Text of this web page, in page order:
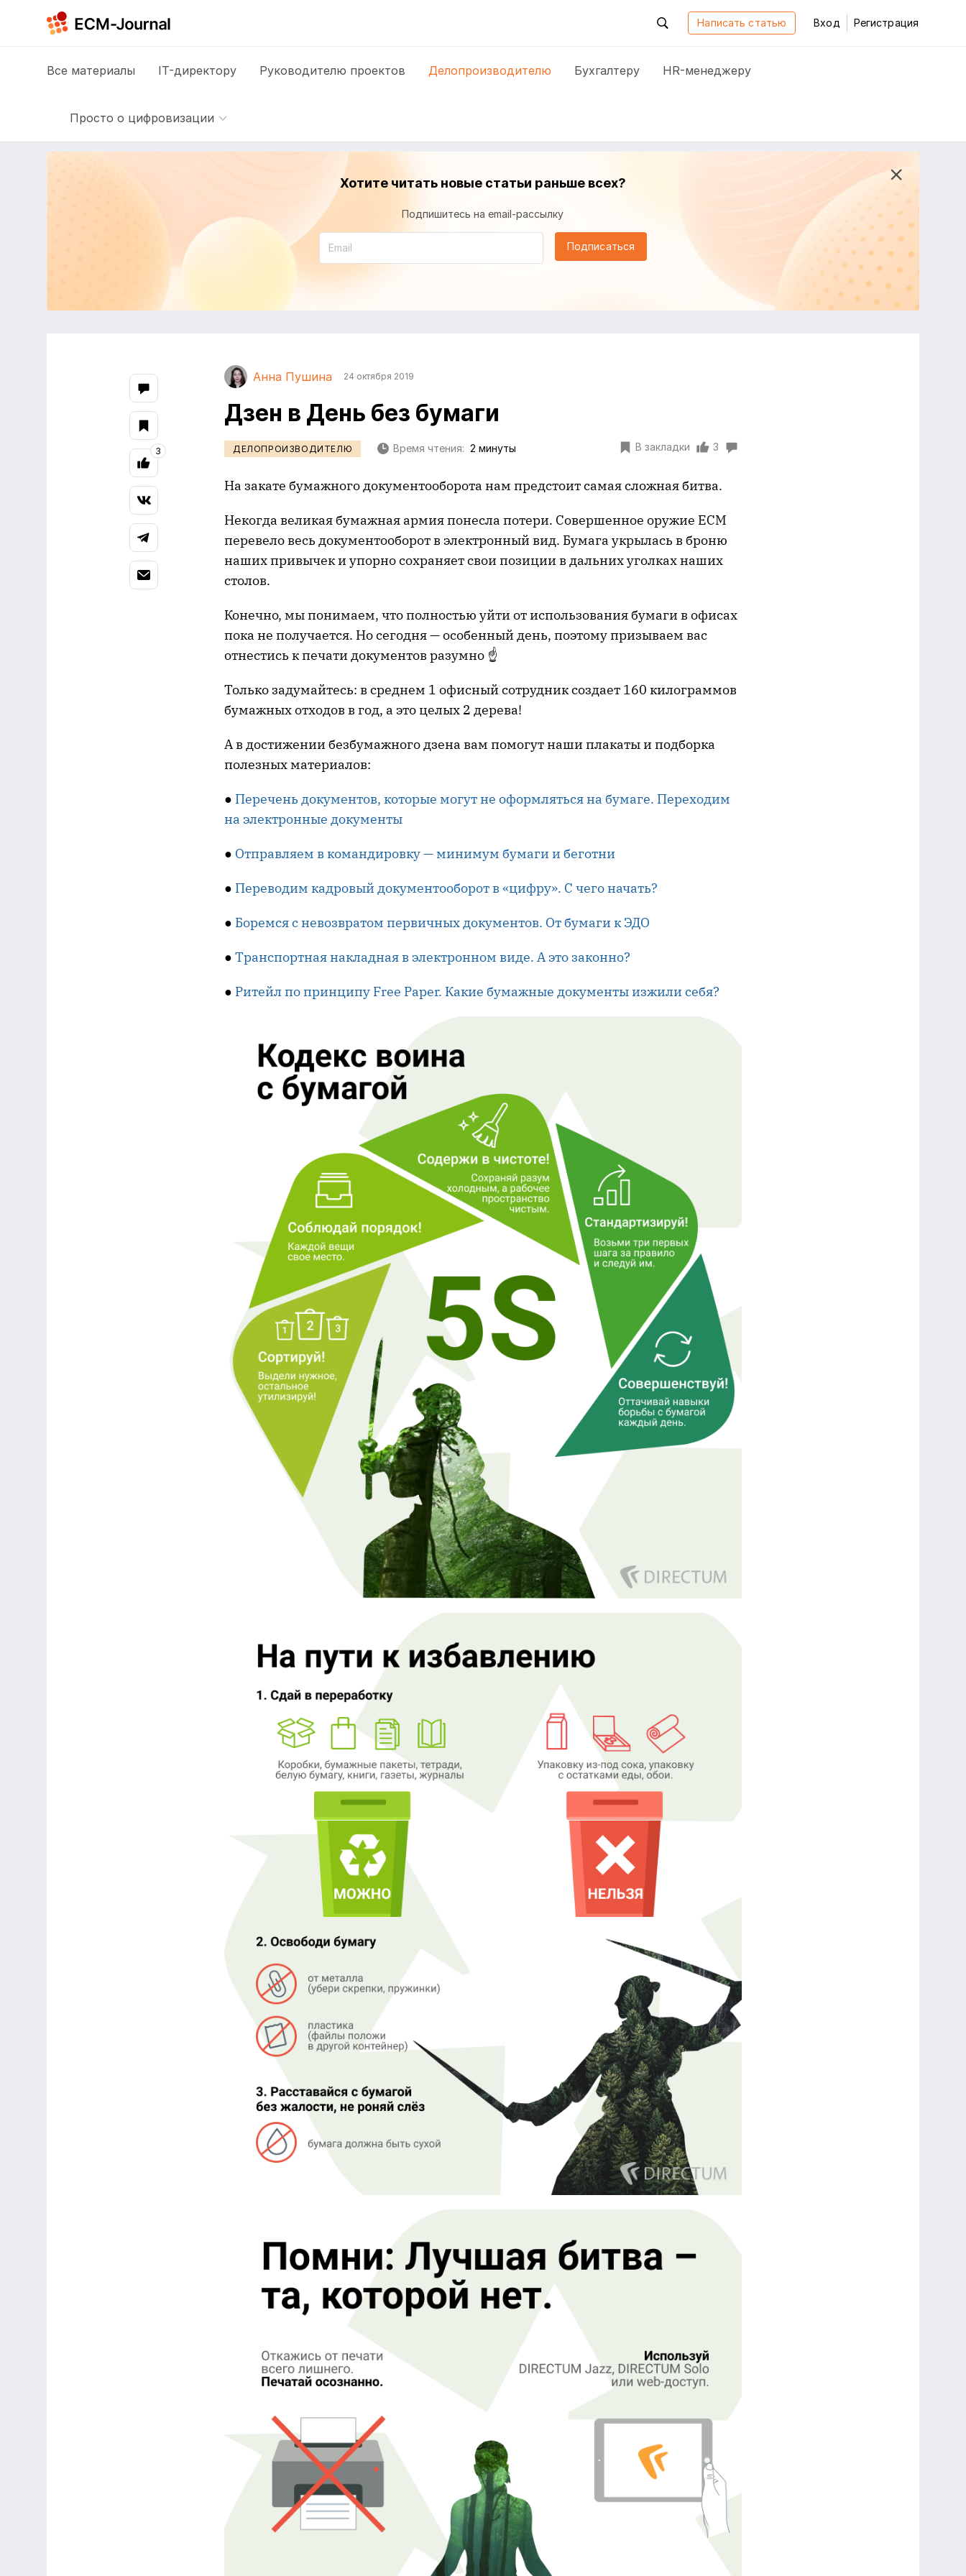
Написать статью Вход Регистрация
Все материалы IT-директору Руководителю проектов Делопроизводителю Бухгалтеру HR-менеджеру
Просто о цифровизации
Хотите читать новые статьи раньше всех?
Подпишитесь на email-рассылку
Подписаться
Анна Пушина 24 октября 2019
Дзен в День без бумаги
ДЕЛОПРОИЗВОДИТЕЛЮ Время чтения: 2 минуты В закладки 3
На закате бумажного документооборота нам предстоит самая сложная битва.
Некогда великая бумажная армия понесла потери. Совершенное оружие ECM
перевело весь документооборот в электронный вид. Бумага укрылась в броню
наших привычек и упорно сохраняет свои позиции в дальних уголках наших
столов.
Конечно, мы понимаем, что полностью уйти от использования бумаги в офисах
пока не получается. Но сегодня — особенный день, поэтому призываем вас
отнестись к печати документов разумно ☝
Только задумайтесь: в среднем 1 офисный сотрудник создает 160 килограммов
бумажных отходов в год, а это целых 2 дерева!
А в достижении безбумажного дзена вам помогут наши плакаты и подборка
полезных материалов:
● Перечень документов, которые могут не оформляться на бумаге. Переходим
на электронные документы
● Отправляем в командировку — минимум бумаги и беготни
● Переводим кадровый документооборот в «цифру». С чего начать?
● Боремся с невозвратом первичных документов. От бумаги к ЭДО
● Транспортная накладная в электронном виде. А это законно?
● Ритейл по принципу Free Paper. Какие бумажные документы изжили себя?
3